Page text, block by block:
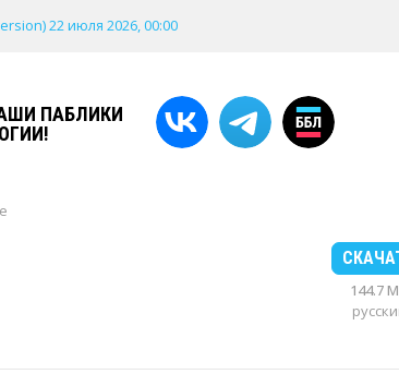
22 июля 2026, 00:00
ПАБЛИКИ
144.7